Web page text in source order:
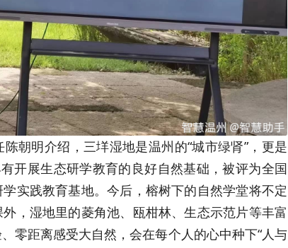
朝明介绍，三垟湿地是温州的“城市绿肾”，更是
开展生态研学教育的良好自然基础，被评为全国
实践教育基地。今后，榕树下的自然学堂将不定
，湿地里的菱角池、瓯柑林、生态示范片等丰富
零距离感受大自然，会在每个人的心中种下“人与